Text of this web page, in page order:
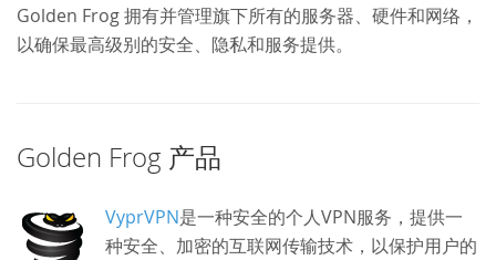
Golden Frog 拥有并管理旗下所有的服务器、硬件和网络，
以确保最高级别的安全、隐私和服务提供。
Golden Frog 产品
VyprVPN是一种安全的个人VPN服务，提供一
种安全、加密的互联网传输技术，以保护用户的